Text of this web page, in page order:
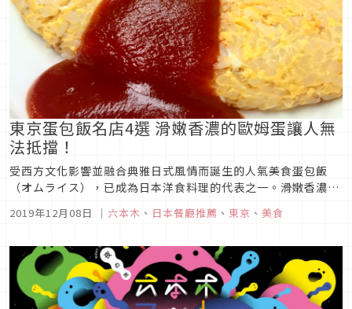
東京蛋包飯名店4選 滑嫩香濃的歐姆蛋讓人無
法抵擋！
受西方文化影響並融合典雅日式風情而誕生的人氣美食蛋包飯
（オムライス），已成為日本洋食料理的代表之一。滑嫩香濃的
食，究竟隱藏著哪些令人無法抗拒的魅力呢？趕快來看看以下東
住宅區地下室中的溫馨餐...
2019年12月08日 ｜ 六本木 、 日本餐廳推薦 、 東京 、 美食